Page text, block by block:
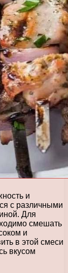
и
с различными
Для
смешать
и
в этой смеси
вкусом